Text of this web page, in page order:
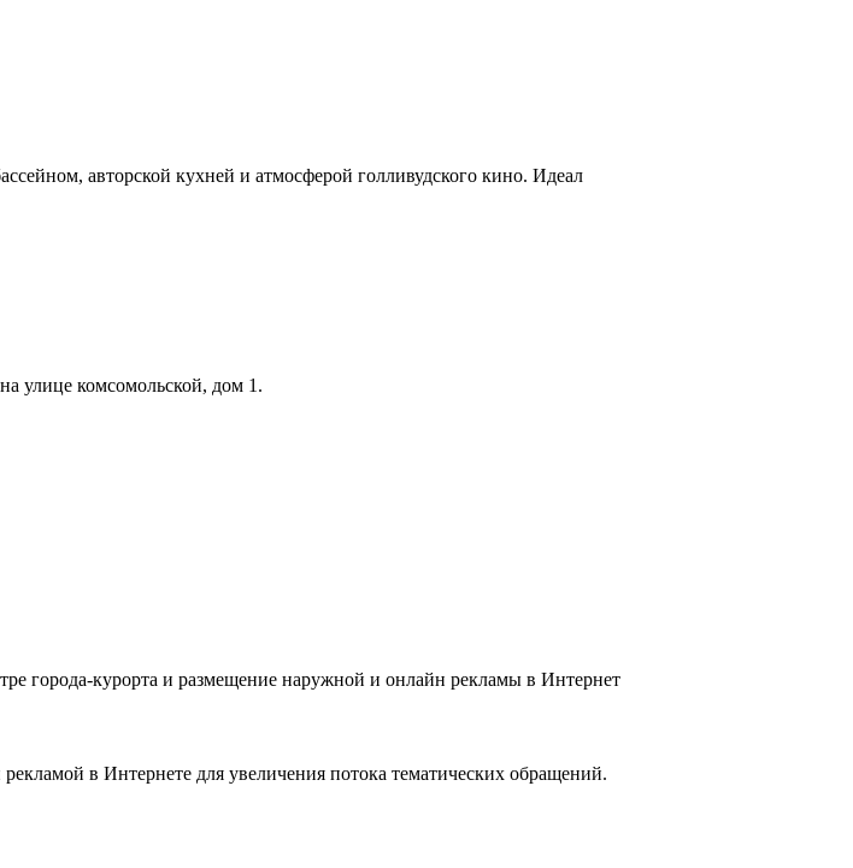
авторской кухней и атмосферой голливудского кино. Идеал
улице комсомольской, дом 1.
города-курорта и размещение наружной и онлайн рекламы в Интернет
в Интернете для увеличения потока тематических обращений.